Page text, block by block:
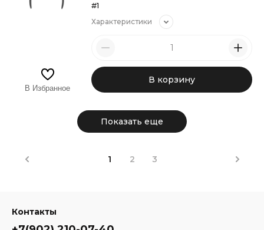
#1
Характеристики
В корзину
В Избранное
Показать еще
1 2 3
Контакты